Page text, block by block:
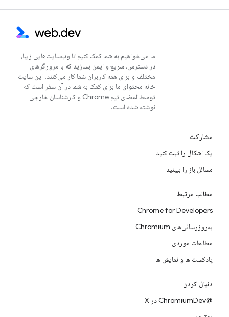
ما می‌خواهیم به شما کمک کنیم تا وب‌سایت‌هایی زیبا،
در دسترس، سریع و ایمن بسازید که با مرورگرهای
مختلف و برای همه کاربران شما کار می‌کنند. این سایت
خانه محتوای ما برای کمک به شما در آن سفر است که
توسط اعضای تیم Chrome و کارشناسان خارجی
نوشته شده است.
مشارکت
یک اشکال را ثبت کنید
مسائل باز را ببینید
مطالب مرتبط
Chrome for Developers
به‌روزرسانی‌های Chromium
مطالعات موردی
پادکست ها و نمایش ها
دنبال کردن
@ChromiumDev در X